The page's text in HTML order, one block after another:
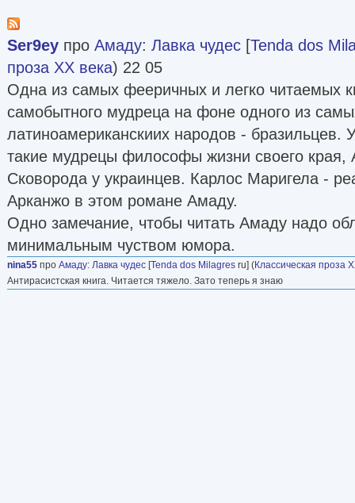
Ser9ey про Амаду: Лавка чудес [Tenda dos
проза ХX века) 22 05
Одна из самых фееричных и легко читаемых
самобытного мудреца на фоне одного из
латиноамериканскиих народов - бразильцев.
такие мудрецы философы жизни своего края,
Сковорода у украинцев. Карлос Маригела -
Арканжо в этом романе Амаду.
Одно замечание, чтобы читать Амаду надо
минимальным чуством юмора.
nina55 про Амаду: Лавка чудес [Tenda dos Milagres ru] (Классическая проза
Антирасистская книга. Читается тяжело. Зато теперь я знаю